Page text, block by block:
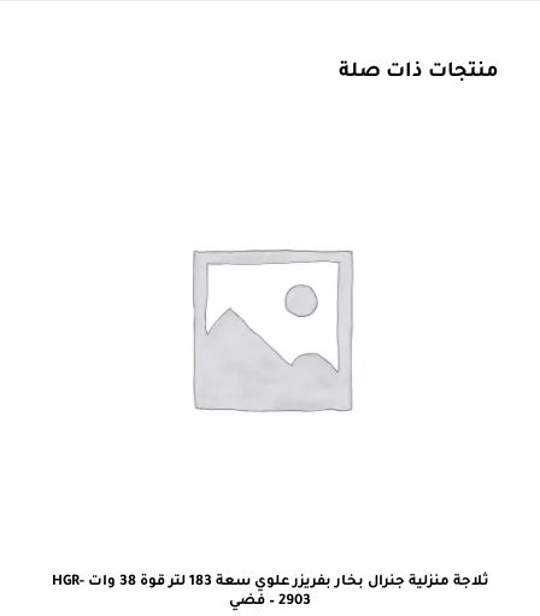
منتجات ذات صلة
ثلاجة منزلية جنرال بخار بفريزر علوي سعة 183 لتر قوة 38 وات HGR-
2903 – فضي